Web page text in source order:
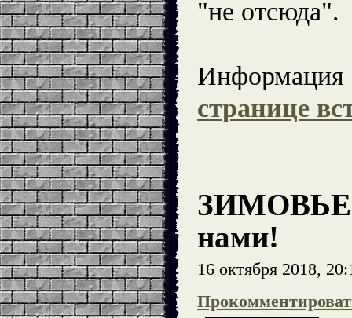
"не отсюда".
Информация
странице
ЗИМОВЬЕ
нами!
16 октября 2018,